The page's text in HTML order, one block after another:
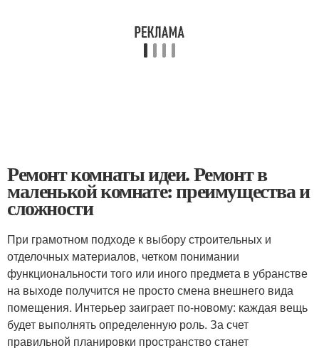
Ремонт комнаты идеи. Ремонт в
маленькой комнате: преимущества и
сложности
При грамотном подходе к выбору строительных и
отделочных материалов, четком понимании
функциональности того или иного предмета в убранстве
на выходе получится не просто смена внешнего вида
помещения. Интерьер заиграет по-новому: каждая вещь
будет выполнять определенную роль. За счет
правильной планировки пространство станет